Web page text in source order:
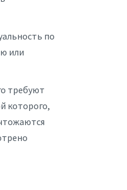
по
или
требуют
которого,